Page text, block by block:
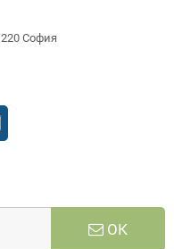
София
ОК